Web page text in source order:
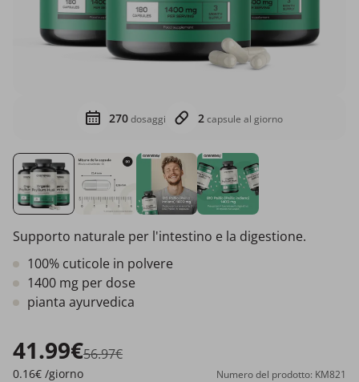
270dosaggi 2capsule al giorno
Supporto naturale per l'intestino e la digestione.
100% cuticole in polvere
1400 mg per dose
pianta ayurvedica
41.99€56.97€
0.16€ /giorno
Numero del prodotto: KM821